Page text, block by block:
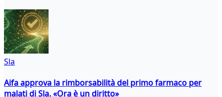
Sla
Aifa approva la rimborsabilità del primo farmaco per
malati di Sla. «Ora è un diritto»